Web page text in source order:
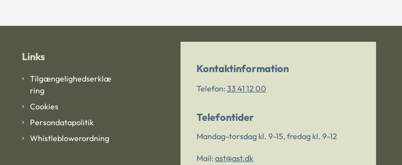
Links
Tilgængelighedserklæ
ring
Cookies
Persondatapolitik
Whistleblowerordning
Kontaktinformation
Telefon: 33 41 12 00
Telefontider
Mandag-torsdag kl. 9-15, fredag kl. 9-12
Mail: ast@ast.dk